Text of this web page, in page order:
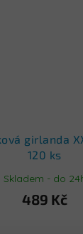
girlanda
120 ks
Skladem - do
489 Kč